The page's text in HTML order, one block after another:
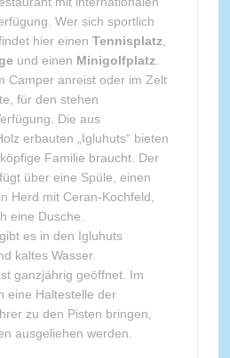
Wer sich sportlich
hier einen Tennisplatz
und einen Minigolfplatz
Camper anreist oder im Zelt
für den stehen
Die aus
erbauten „Igluhuts“ bieten
Familie braucht. Der
über eine Spüle, einen
Herd mit Ceran-Kochfeld,
eine Dusche.
es in den Igluhuts
kaltes Wasser.
ganzjährig geöffnet. Im
eine Haltestelle der
zu den Pisten bringen,
ausgeliehen werden.